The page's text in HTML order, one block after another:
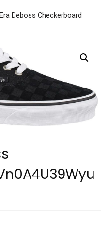
Deboss Checkerboard